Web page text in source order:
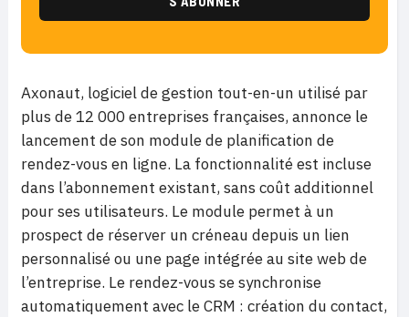
Axonaut, logiciel de gestion tout-en-un utilisé par
plus de 12 000 entreprises françaises, annonce le
lancement de son module de planification de
rendez-vous en ligne. La fonctionnalité est incluse
dans l’abonnement existant, sans coût additionnel
pour ses utilisateurs. Le module permet à un
prospect de réserver un créneau depuis un lien
personnalisé ou une page intégrée au site web de
l’entreprise. Le rendez-vous se synchronise
automatiquement avec le CRM : création du contact,